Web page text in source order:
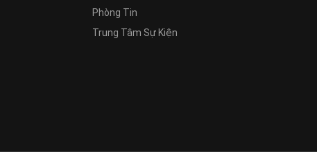
Phòng Tin
Trung Tâm Sự Kiện